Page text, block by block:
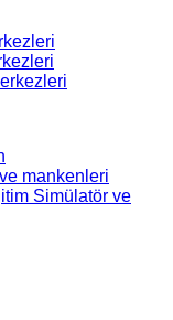
mankenleri
Simülatör ve